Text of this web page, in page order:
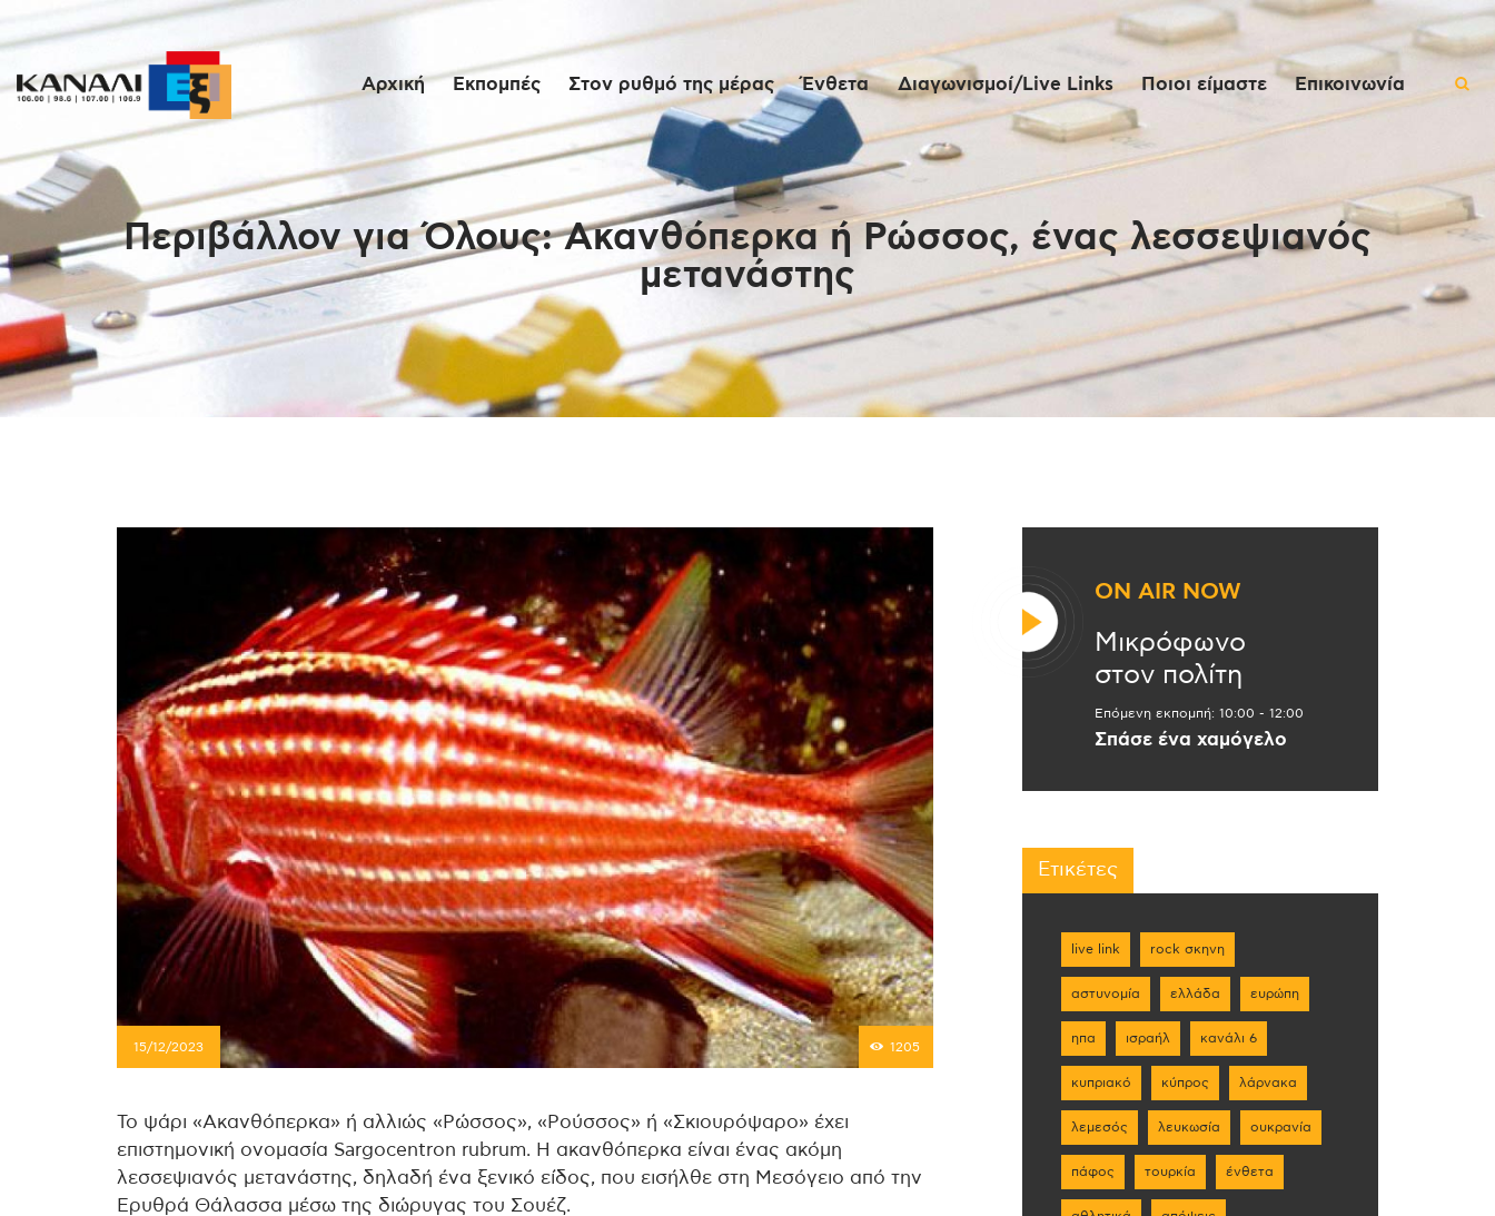
Αρχική Εκπομπές Στον ρυθμό της μέρας Ένθετα Διαγωνισμοί/Live Links Ποιοι είμαστε Επικοινωνία
Περιβάλλον για Όλους: Ακανθόπερκα ή Ρώσσος, ένας λεσσεψιανός
μετανάστης
Αρχική
Εκπομπές
Στον ρυθμό της
μέρας
Ένθετα
Διαγωνισμοί/Live
Links
Επικοινωνία
15/12/2023 1205
Το ψάρι «Ακανθόπερκα» ή αλλιώς «Ρώσσος», «Ρούσσος» ή «Σκιουρόψαρο» έχει
επιστημονική ονομασία Sargocentron rubrum. Η ακανθόπερκα είναι ένας ακόμη
λεσσεψιανός μετανάστης, δηλαδή ένα ξενικό είδος, που εισήλθε στη Μεσόγειο από την
Ερυθρά Θάλασσα μέσω της διώρυγας του Σουέζ.
ON AIR NOW
Μικρόφωνο
στον πολίτη
Επόμενη εκπομπή: 10:00 - 12:00
Σπάσε ένα χαμόγελο
Ετικέτες
live link rock σκηνη
αστυνομία ελλάδα ευρώπη
ηπα ισραήλ κανάλι 6
κυπριακό κύπρος λάρνακα
λεμεσός λευκωσία ουκρανία
πάφος τουρκία ένθετα